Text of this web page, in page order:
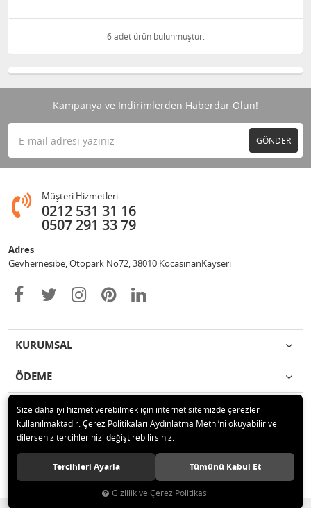
6 adet ürün bulunmuştur.
Kampanya ve İndirimlerden Haberdar Olun!
GÖNDER
Müşteri Hizmetleri
0212 531 31 16
0507 291 33 79
Adres
Gevhernesibe, Otopark No72, 38010 KocasinanKayseri
KURUMSAL
ÖDEME
İLETİŞİM
© 2020 Çağrı Medikal Tekerlekli Sandalye Mağazası Tüm hakları saklıdır.
Size daha iyi hizmet verebilmek için internet sitemizde çerezler
kullanılmaktadır. Çerez Politikaları Aydınlatma Metni’ni okuyabilir ve
dilerseniz tercihlerinizi değiştirebilirsiniz.
Tercihleri Ayarla Tümünü Kabul Et
Gizlilik ve Çerez Politikası